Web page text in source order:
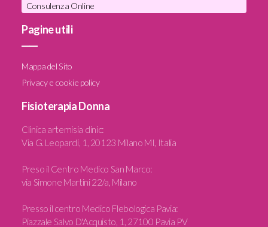
Consulenza Online
Pagine utili
Mappa del Sito
Privacy e cookie policy
Fisioterapia Donna
Clinica artemisia clinic:
Via G. Leopardi, 1, 20123 Milano MI, Italia
Preso il Centro Medico San Marco:
via Simone Martini 22/a, Milano
Presso il centro Medico Flebologica Pavia:
Piazzale Salvo D'Acquisto, 1, 27100 Pavia PV